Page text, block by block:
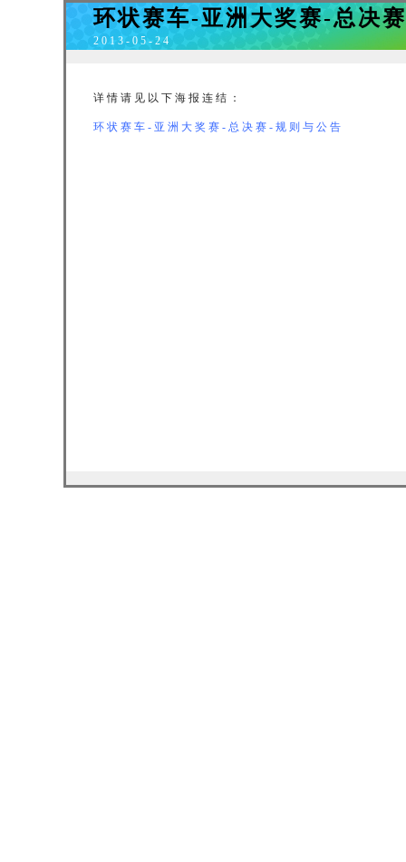
环状赛车-亚洲大奖赛-总决
2013-05-24
详情请见以下海报连结：
环状赛车-亚洲大奖赛-总决赛-规则与公告